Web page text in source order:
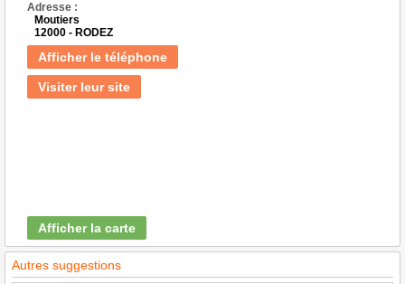
Adresse :
Moutiers
12000 - RODEZ
Afficher le téléphone
Visiter leur site
Afficher la carte
Autres suggestions